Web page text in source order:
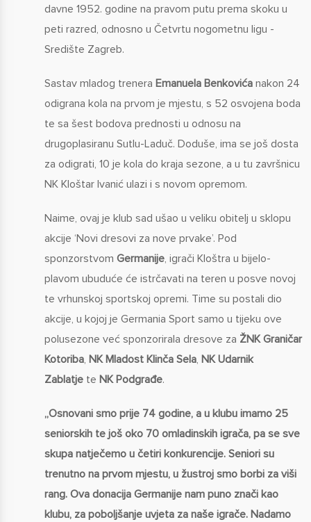
davne 1952. godine na pravom putu prema skoku u
peti razred, odnosno u Četvrtu nogometnu ligu -
Središte Zagreb.
Sastav mladog trenera Emanuela Benkovićanakon 24
odigrana kola na prvom je mjestu, s 52 osvojena boda
te sa šest bodova prednosti u odnosu na
drugoplasiranu Sutlu-Laduč. Doduše, ima se još dosta
za odigrati, 10 je kola do kraja sezone, a u tu završnicu
NK Kloštar Ivanić ulazi i s novom opremom.
Naime, ovaj je klub sad ušao u veliku obitelj u sklopu
akcije ‘Novi dresovi za nove prvake’. Pod
sponzorstvom Germanije, igrači Kloštra u bijelo-
plavom ubuduće će istrčavati na teren u posve novoj
te vrhunskoj sportskoj opremi. Time su postali dio
akcije, u kojoj je Germania Sport samo u tijeku ove
polusezone već sponzorirala dresove za ŽNK Graničar
Kotoriba, NK Mladost Klinča Sela, NK Udarnik
Zablatjete NK Podgrađe.
„Osnovani smo prije 74 godine, a u klubu imamo 25
seniorskih te još oko 70 omladinskih igrača, pa se sve
skupa natječemo u četiri konkurencije. Seniori su
trenutno na prvom mjestu, u žustroj smo borbi za viši
rang. Ova donacija Germanije nam puno znači kao
klubu, za poboljšanje uvjeta za naše igrače. Nadamo